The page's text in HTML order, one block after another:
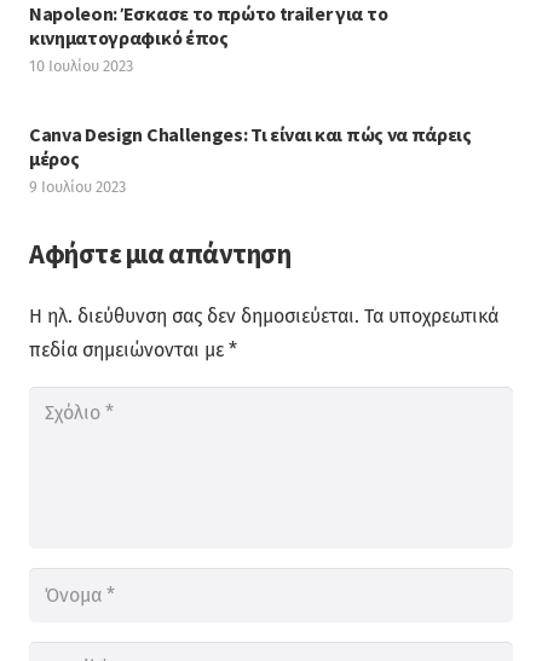
Napoleon: Έσκασε το πρώτο trailer για το
κινηματογραφικό έπος
10 Ιουλίου 2023
Canva Design Challenges: Τι είναι και πώς να πάρεις
μέρος
9 Ιουλίου 2023
Αφήστε μια απάντηση
Η ηλ. διεύθυνση σας δεν δημοσιεύεται. Τα υποχρεωτικά
πεδία σημειώνονται με *